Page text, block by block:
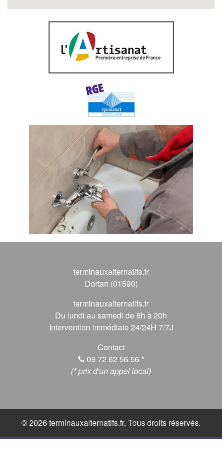
terminauxalternatifs.fr
Dortan (01590)
terminauxalternatifs.fr
Du lundi au samedi de 8h à 20h
Intervention immédiate 24/24H 7/7J
Contact
09 72 62 56 56 *
(* prix d'un appel local)
© 2026 terminauxalternatifs.fr, Tous droits réservés.